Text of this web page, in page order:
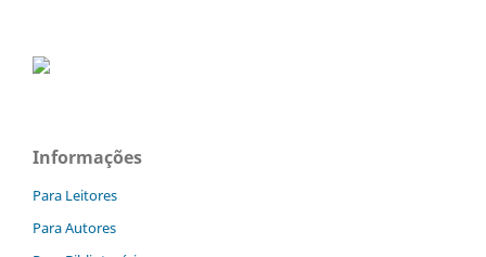
Informações
Para Leitores
Para Autores